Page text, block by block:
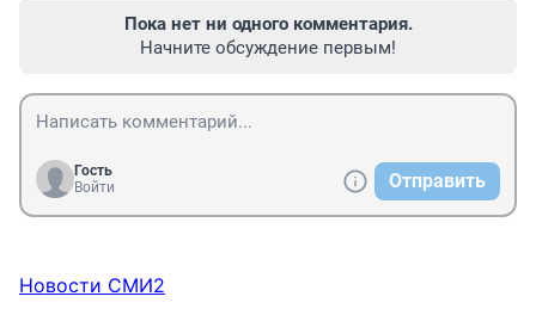
Пока нет ни одного комментария.
Начните обсуждение первым!
Гость
Войти
Отправить
Новости СМИ2